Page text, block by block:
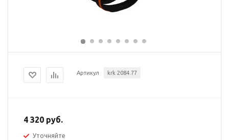
Артикул krk 2084.77
4 320 руб.
Уточняйте